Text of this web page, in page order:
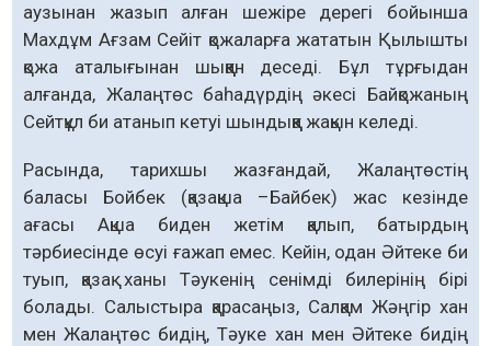
аузынан жазып алған шежіре дерегі бойынша
Махдұм Ағзам Сейіт қожаларға жататын Қылышты
қожа аталығынан шыққан деседі. Бұл тұрғыдан
алғанда, Жалаңтөс баһадүрдің әкесі Байқожаның
Сейтқұл би атанып кетуі шындыққа жақын келеді.
Расында, тарихшы жазғандай, Жалаңтөстің
баласы Бойбек (қазақша –Байбек) жас кезінде
ағасы Ақша биден жетім қалып, батырдың
тәрбиесінде өсуі ғажап емес. Кейін, одан Әйтеке би
туып, қазақ ханы Тәукенің сенімді билерінің бірі
болады. Салыстыра қарасаңыз, Салқам Жәңгір хан
мен Жалаңтөс бидің, Тәуке хан мен Әйтеке бидің